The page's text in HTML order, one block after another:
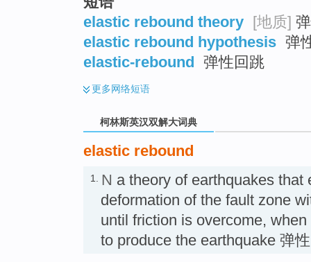
elastic rebound theory
[地质]
elastic rebound hypothesis 弹
elastic-rebound
弹性回跳
更多网络短语
柯林斯英汉双解大词典
elastic rebound
1. N a theory of earthquakes that
deformation of the fault zone
until friction is overcome,
to produce the earthquake 弹